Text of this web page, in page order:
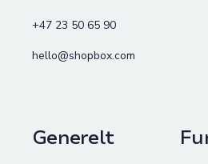
+47 23 50 65 90
hello@shopbox.com
Generelt